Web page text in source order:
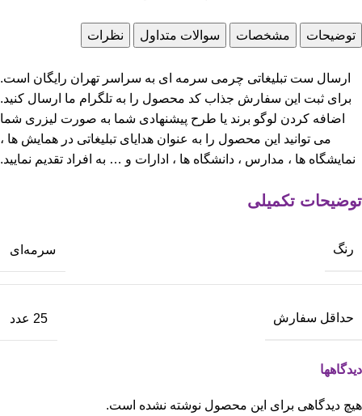
توضیحات مشخصات سوالات متداول نظرات
ارسال ست تبلیغاتی چرمی سرمه ای به سراسر تهران رایگان است.
برای ثبت این سفارش جذاب کد محصول را به تلگرام ما ارسال کنید.
اضافه کردن لوگو برند یا طرح پیشنهادی شما به صورت لیزری شما
می توانید این محصول را به عنوان هدایای تبلیغاتی در همایش ها ،
نمایشگاه ها ، مدارس ، دانشگاه ها ، ادارات و … به افراد تقدیم نمایید.
توضیحات تکمیلی
رنگ سرمه‌ای
حداقل سفارش 25 عدد
دیدگاهها
هیچ دیدگاهی برای این محصول نوشته نشده است.